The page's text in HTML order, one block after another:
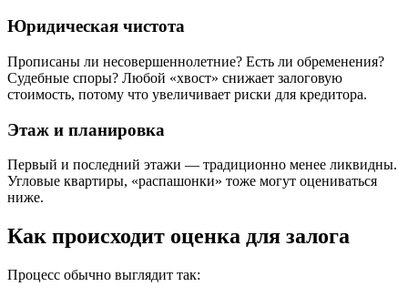
Юридическая чистота
Прописаны ли несовершеннолетние? Есть ли обременения?
Судебные споры? Любой «хвост» снижает залоговую
стоимость, потому что увеличивает риски для кредитора.
Этаж и планировка
Первый и последний этажи — традиционно менее ликвидны.
Угловые квартиры, «распашонки» тоже могут оцениваться
ниже.
Как происходит оценка для залога
Процесс обычно выглядит так: